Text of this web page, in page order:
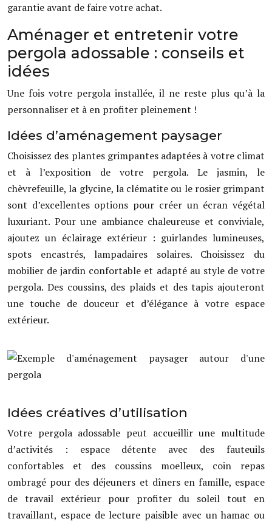
garantie avant de faire votre achat.
Aménager et entretenir votre
pergola adossable : conseils et
idées
Une fois votre pergola installée, il ne reste plus qu’à la
personnaliser et à en profiter pleinement !
Idées d’aménagement paysager
Choisissez des plantes grimpantes adaptées à votre climat
et à l’exposition de votre pergola. Le jasmin, le
chèvrefeuille, la glycine, la clématite ou le rosier grimpant
sont d’excellentes options pour créer un écran végétal
luxuriant. Pour une ambiance chaleureuse et conviviale,
ajoutez un éclairage extérieur : guirlandes lumineuses,
spots encastrés, lampadaires solaires. Choisissez du
mobilier de jardin confortable et adapté au style de votre
pergola. Des coussins, des plaids et des tapis ajouteront
une touche de douceur et d’élégance à votre espace
extérieur.
Idées créatives d’utilisation
Votre pergola adossable peut accueillir une multitude
d’activités : espace détente avec des fauteuils
confortables et des coussins moelleux, coin repas
ombragé pour des déjeuners et dîners en famille, espace
de travail extérieur pour profiter du soleil tout en
travaillant, espace de lecture paisible avec un hamac ou